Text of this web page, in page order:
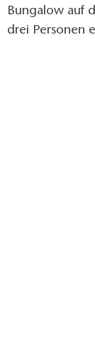
Bungalow auf
drei Personen